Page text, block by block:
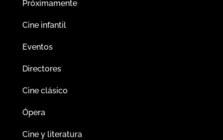
Próximamente
Cine infantil
Eventos
Directores
Cine clásico
Ópera
Cine y literatura